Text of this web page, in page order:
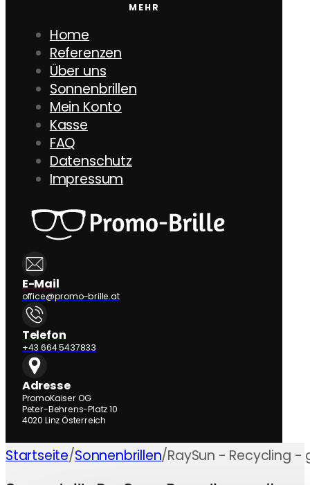
MEHR
Home
Referenzen
Über uns
Sonnenbrillen
Mein Konto
Kasse
FAQ
Datenschutz
Impressum
E-Mail
office@promo-brille.at
Telefon
+43 664 5437833
Adresse
PromoKaiser OG
Peter-Behrens-Platz 10
4020 Linz Österreich
Startseite/Sonnenbrillen/RaySun - Recycling -